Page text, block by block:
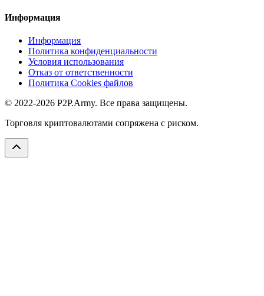
Информация
Информация
Политика конфиденциальности
Условия использования
Отказ от ответственности
Политика Cookies файлов
© 2022-2026 P2P.Army. Все права защищены.
Торговля криптовалютами сопряжена с риском.